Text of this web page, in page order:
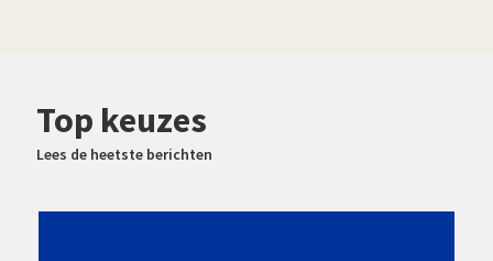
Top keuzes
Lees de heetste berichten